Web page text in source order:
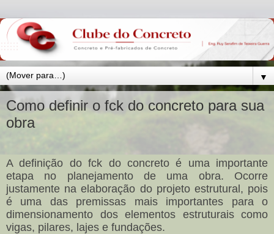
▼
Como definir o fck do concreto para sua
obra
A definição do fck do concreto é uma importante
etapa no planejamento de uma obra. Ocorre
justamente na elaboração do projeto estrutural, pois
é uma das premissas mais importantes para o
dimensionamento dos elementos estruturais como
vigas, pilares, lajes e fundações.